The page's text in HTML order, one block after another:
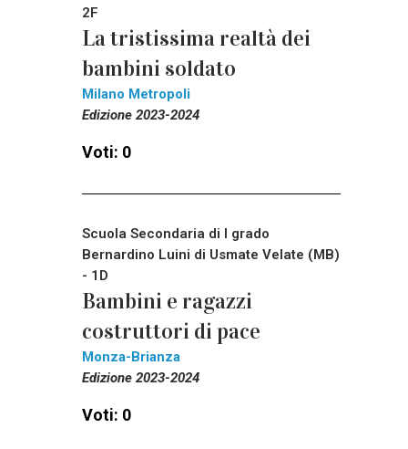
2F
La tristissima realtà dei
bambini soldato
Milano Metropoli
Edizione 2023-2024
Voti: 0
Scuola Secondaria di I grado
Bernardino Luini di Usmate Velate (MB)
- 1D
Bambini e ragazzi
costruttori di pace
Monza-Brianza
Edizione 2023-2024
Voti: 0